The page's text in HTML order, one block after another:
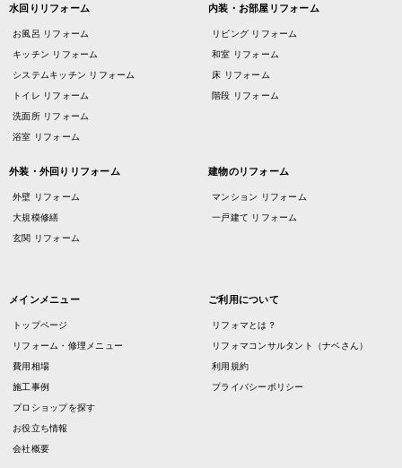
水回りリフォーム
お風呂 リフォーム
キッチン リフォーム
システムキッチン リフォーム
トイレ リフォーム
洗面所 リフォーム
浴室 リフォーム
内装・お部屋リフォーム
リビング リフォーム
和室 リフォーム
床 リフォーム
階段 リフォーム
外装・外回りリフォーム
外壁 リフォーム
大規模修繕
玄関 リフォーム
建物のリフォーム
マンション リフォーム
一戸建て リフォーム
メインメニュー
トップページ
リフォーム・修理メニュー
費用相場
施工事例
プロショップを探す
お役立ち情報
会社概要
ご利用について
リフォマとは？
リフォマコンサルタント（ナベさん）
利用規約
プライバシーポリシー